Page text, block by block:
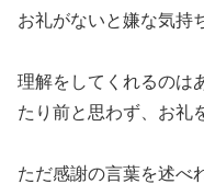
お礼がないと嫌な気持
理解をしてくれるのは
たり前と思わず、お礼
ただ感謝の言葉を述べ